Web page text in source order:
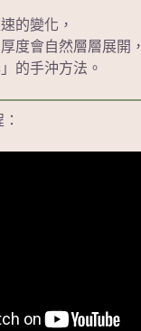
的變化，
度會自然層層展開，
的手沖方法。